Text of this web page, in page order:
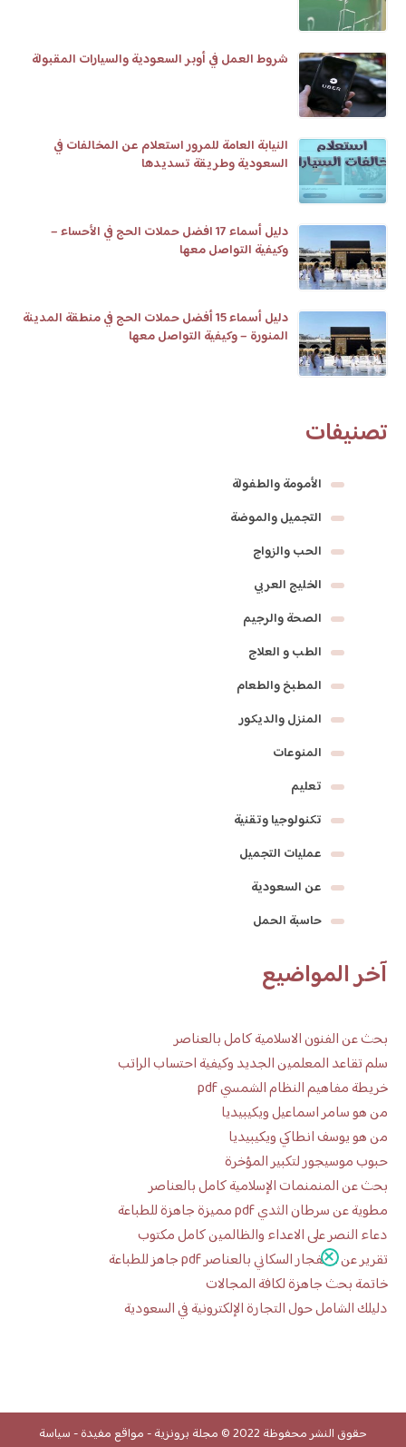
شروط العمل في أوبر السعودية والسيارات المقبولة
النيابة العامة للمرور استعلام عن المخالفات في
السعودية وطريقة تسديدها
دليل أسماء 17 افضل حملات الحج في الأحساء –
وكيفية التواصل معها
دليل أسماء 15 أفضل حملات الحج في منطقة المدينة
المنورة – وكيفية التواصل معها
تصنيفات
الأمومة والطفولة
التجميل والموضة
الحب والزواج
الخليج العربي
الصحة والرجيم
الطب و العلاج
المطبخ والطعام
المنزل والديكور
المنوعات
تعليم
تكنولوجيا وتقنية
عمليات التجميل
عن السعودية
حاسبة الحمل
آخر المواضيع
بحث عن الفنون الاسلامية كامل بالعناصر
سلم تقاعد المعلمين الجديد وكيفية احتساب الراتب
خريطة مفاهيم النظام الشمسي pdf
من هو سامر اسماعيل ويكيبيديا
من هو يوسف انطاكي ويكيبيديا
حبوب موسيجور لتكبير المؤخرة
بحث عن المنمنمات الإسلامية كامل بالعناصر
مطوية عن سرطان الثدي pdf مميزة جاهزة للطباعة
دعاء النصر على الاعداء والظالمين كامل مكتوب
تقرير عن الانفجار السكاني بالعناصر pdf جاهز للطباعة
خاتمة بحث جاهزة لكافة المجالات
دليلك الشامل حول التجارة الإلكترونية في السعودية
حقوق النشر محفوظة 2022 © مجلة برونزية-مواقع مفيدة-سياسة